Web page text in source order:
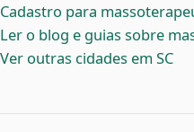
Cadastro para
Ler o blog e guias sobre
Ver outras cidades em SC